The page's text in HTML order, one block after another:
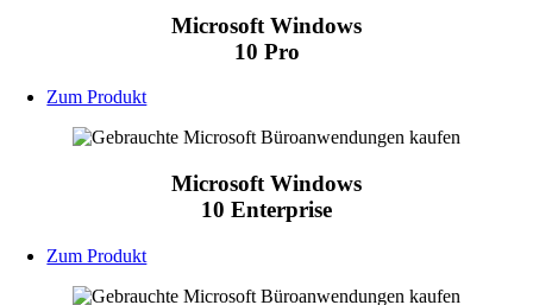
Microsoft Windows
10 Pro
Zum Produkt
Microsoft Windows
10 Enterprise
Zum Produkt